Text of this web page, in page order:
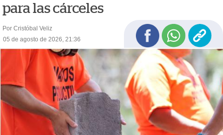
para las cárceles
Por Cristóbal Veliz
05 de agosto de 2026, 21:36